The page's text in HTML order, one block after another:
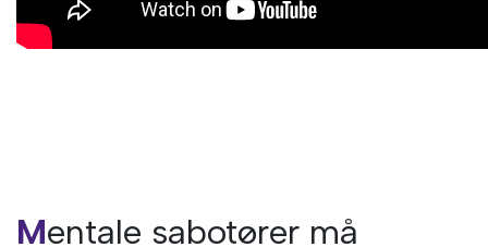
Mentale sabotører må